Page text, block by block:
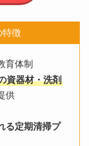
特徴
育体制
資器材・洗剤
供
る定期清掃プ